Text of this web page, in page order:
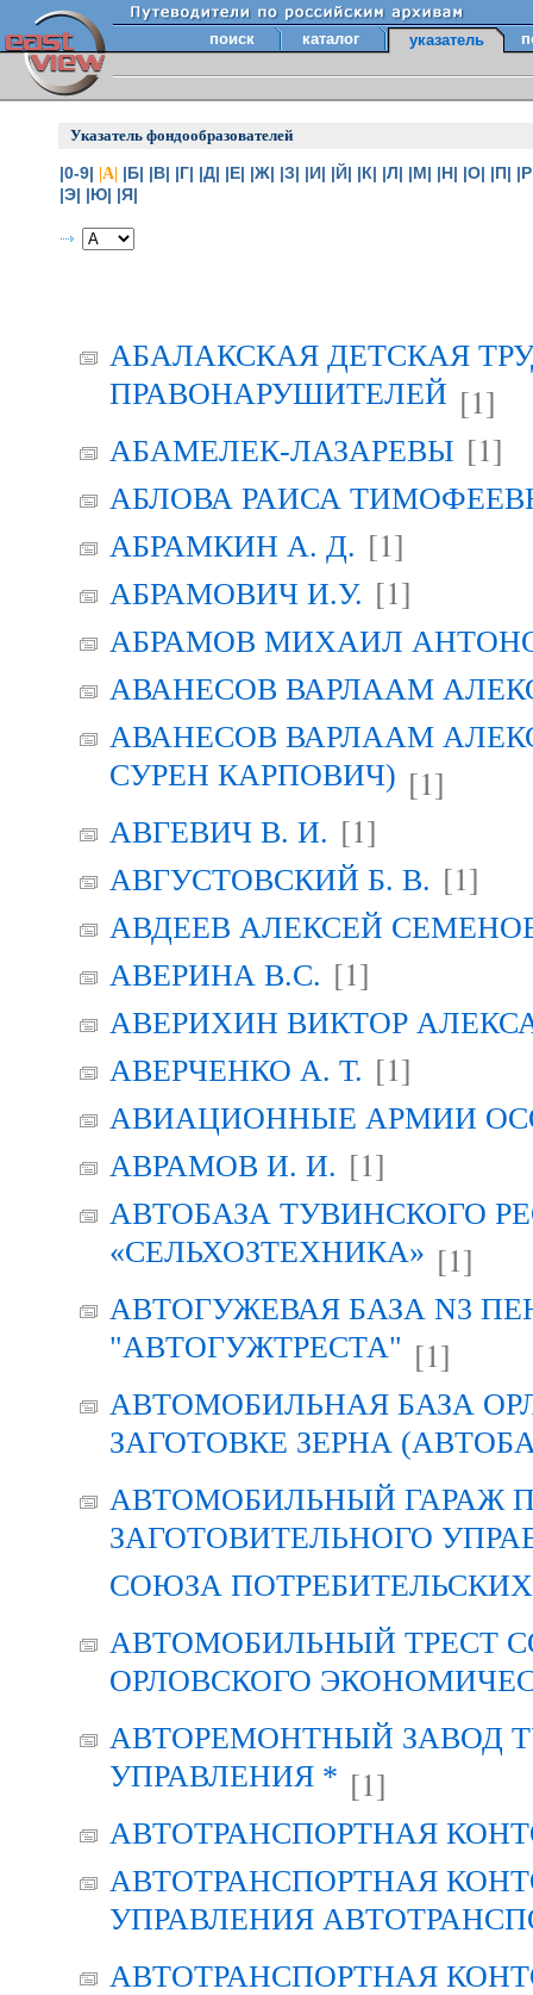
поиск каталог указатель
Указатель фондообразователей
|0-9| |А| |Б| |В| |Г| |Д| |Е| |Ж| |З| |И| |Й| |К| |Л| |М| |Н| |О| |П|
|Э| |Ю| |Я|
АБАЛАКСКАЯ ДЕТСКАЯ
ПРАВОНАРУШИТЕЛЕЙ [1]
АБАМЕЛЕК-ЛАЗАРЕВЫ [1]
АБЛОВА РАИСА
АБРАМКИН А. Д. [1]
АБРАМОВИЧ И.У. [1]
АБРАМОВ МИХАИЛ
АВАНЕСОВ ВАРЛААМ
АВАНЕСОВ ВАРЛААМ
СУРЕН КАРПОВИЧ) [1]
АВГЕВИЧ В. И. [1]
АВГУСТОВСКИЙ Б. В. [1]
АВДЕЕВ АЛЕКСЕЙ
АВЕРИНА B.C. [1]
АВЕРИХИН ВИКТОР
АВЕРЧЕНКО А. Т. [1]
АВИАЦИОННЫЕ АРМИИ
АВРАМОВ И. И. [1]
АВТОБАЗА ТУВИНСКОГО
«СЕЛЬХОЗТЕХНИКА» [1]
АВТОГУЖЕВАЯ БАЗА N3
"АВТОГУЖТРЕСТА" [1]
АВТОМОБИЛЬНАЯ БАЗА
ЗАГОТОВКЕ ЗЕРНА
АВТОМОБИЛЬНЫЙ ГАРАЖ
ЗАГОТОВИТЕЛЬНОГО
СОЮЗА
АВТОМОБИЛЬНЫЙ ТРЕСТ
ОРЛОВСКОГО
АВТОРЕМОНТНЫЙ ЗАВОД
УПРАВЛЕНИЯ * [1]
АВТОТРАНСПОРТНАЯ
АВТОТРАНСПОРТНАЯ
УПРАВЛЕНИЯ
АВТОТРАНСПОРТНАЯ